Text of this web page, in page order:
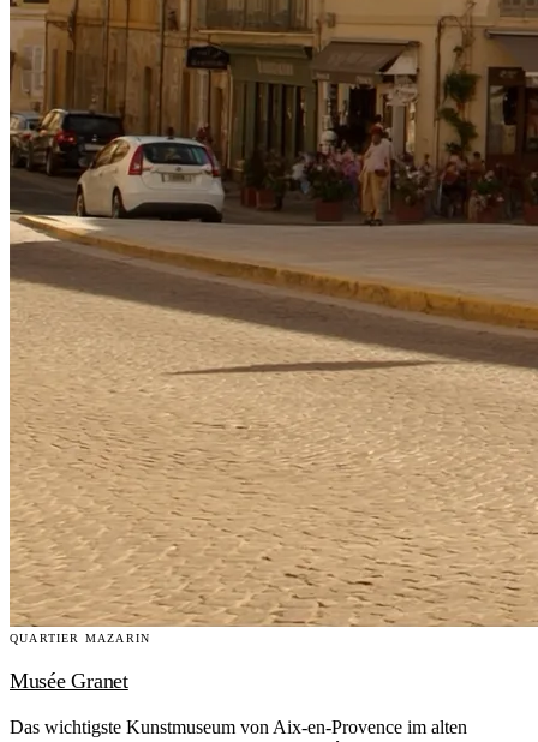
QUARTIER MAZARIN
Musée Granet
Das wichtigste Kunstmuseum von Aix-en-Provence im alten